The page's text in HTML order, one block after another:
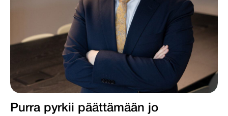
Purra pyrkii päättämään jo